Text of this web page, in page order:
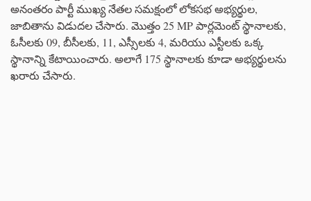
అనంతరం పార్టీ ముఖ్య నేతల సమక్షంలో లోకసభ అభ్యర్థుల,
జాబితాను విడుదల చేసారు. మొత్తం 25 MP పార్లమెంట్ స్థానాలకు,
ఓసీలకు 09, బీసీలకు, 11, ఎస్సీలకు 4, మరియు ఎస్టీలకు ఒక్క
స్థానాన్ని కేటాయించారు. అలాగే 175 స్థానాలకు కూడా అభ్యర్థులను
ఖరారు చేసారు.